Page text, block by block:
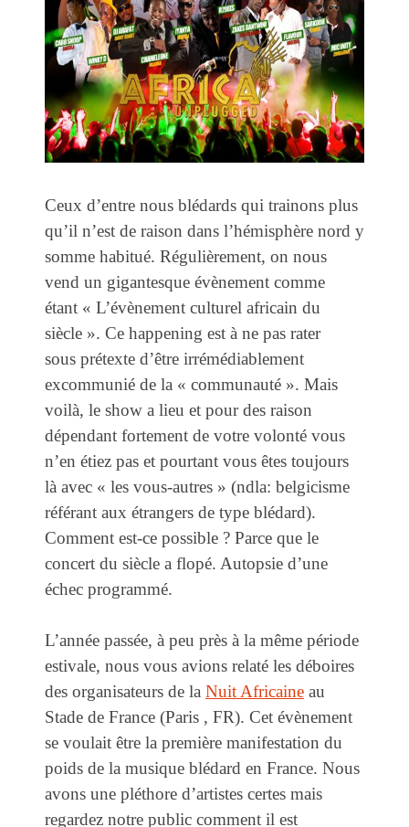
Ceux d’entre nous blédards qui trainons plus
qu’il n’est de raison dans l’hémisphère nord y
somme habitué. Régulièrement, on nous
vend un gigantesque évènement comme
étant « L’évènement culturel africain du
siècle ». Ce happening est à ne pas rater
sous prétexte d’être irrémédiablement
excommunié de la « communauté ». Mais
voilà, le show a lieu et pour des raison
dépendant fortement de votre volonté vous
n’en étiez pas et pourtant vous êtes toujours
là avec « les vous-autres » (ndla: belgicisme
référant aux étrangers de type blédard).
Comment est-ce possible ? Parce que le
concert du siècle a flopé. Autopsie d’une
échec programmé.
L’année passée, à peu près à la même période
estivale, nous vous avions relaté les déboires
des organisateurs de la Nuit Africaine au
Stade de France (Paris , FR). Cet évènement
se voulait être la première manifestation du
poids de la musique blédard en France. Nous
avons une pléthore d’artistes certes mais
regardez notre public comment il est